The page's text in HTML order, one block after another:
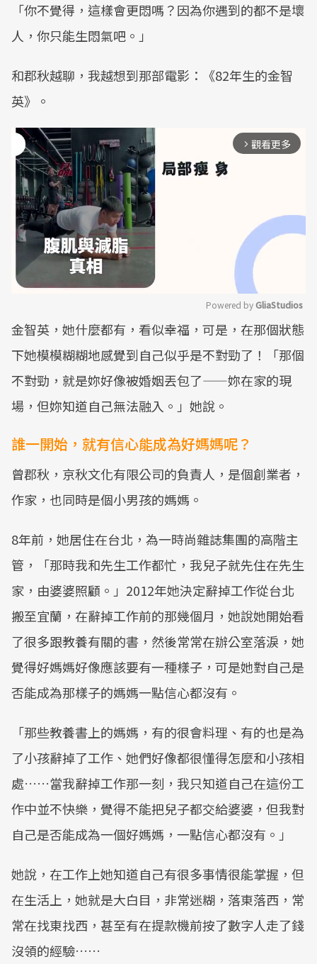
「你不覺得，這樣會更悶嗎？因為你遇到的都不是壞
人，你只能生悶氣吧。」
和郡秋越聊，我越想到那部電影：《82年生的金智
英》。
arrow_forward_ios 觀看更多
Mute
Powered by GliaStudios
金智英，她什麼都有，看似幸福，可是，在那個狀態
下她模模糊糊地感覺到自己似乎是不對勁了！「那個
不對勁，就是妳好像被婚姻丟包了——妳在家的現
場，但妳知道自己無法融入。」她說。
誰一開始，就有信心能成為好媽媽呢？
曾郡秋，京秋文化有限公司的負責人，是個創業者，
作家，也同時是個小男孩的媽媽。
8年前，她居住在台北，為一時尚雜誌集團的高階主
管，「那時我和先生工作都忙，我兒子就先住在先生
家，由婆婆照顧。」2012年她決定辭掉工作從台北
搬至宜蘭，在辭掉工作前的那幾個月，她說她開始看
了很多跟教養有關的書，然後常常在辦公室落淚，她
覺得好媽媽好像應該要有一種樣子，可是她對自己是
否能成為那樣子的媽媽一點信心都沒有。
「那些教養書上的媽媽，有的很會料理、有的也是為
了小孩辭掉了工作、她們好像都很懂得怎麼和小孩相
處……當我辭掉工作那一刻，我只知道自己在這份工
作中並不快樂，覺得不能把兒子都交給婆婆，但我對
自己是否能成為一個好媽媽，一點信心都沒有。」
她說，在工作上她知道自己有很多事情很能掌握，但
在生活上，她就是大白目，非常迷糊，落東落西，常
常在找東找西，甚至有在提款機前按了數字人走了錢
沒領的經驗……